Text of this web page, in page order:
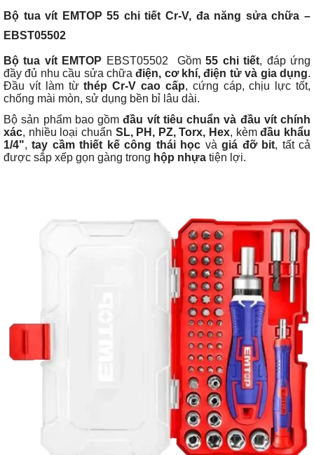
Bộ tua vít EMTOP 55 chi tiết Cr-V, đa năng sửa chữa –
EBST05502
Bộ tua vít EMTOP EBST05502 Gồm55 chi tiết, đáp ứng
đầy đủ nhu cầu sửa chữađiện, cơ khí, điện tử và gia dụng.
Đầu vít làm từthép Cr-V cao cấp, cứng cáp, chịu lực tốt,
chống mài mòn, sử dụng bền bỉ lâu dài.
Bộ sản phẩm bao gồmđầu vít tiêu chuẩn và đầu vít chính
xác, nhiều loại chuẩn SL, PH, PZ, Torx, Hex, kèmđầu khẩu
1/4",tay cầm thiết kế công thái học vàgiá đỡ bit, tất cả
được sắp xếp gọn gàng trong hộp nhựa tiện lợi.